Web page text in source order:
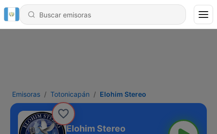
Emisoras Totonicapán Elohim Stereo
Elohim Stereo